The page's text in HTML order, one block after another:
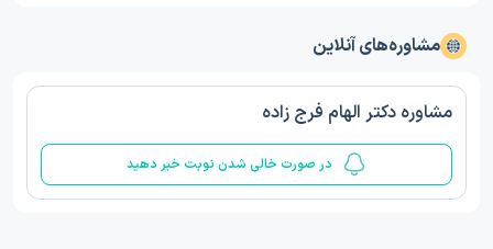
مشاوره‌های آنلاین
مشاوره دکتر الهام فرج زاده
در صورت خالی شدن نوبت خبر دهید